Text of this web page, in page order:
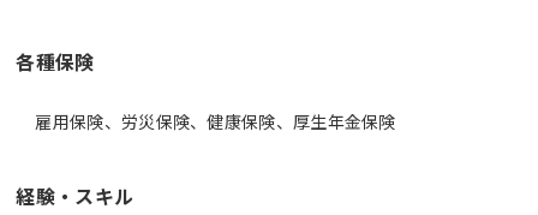
各種保険
雇用保険、労災保険、健康保険、厚生年金保険
経験・スキル